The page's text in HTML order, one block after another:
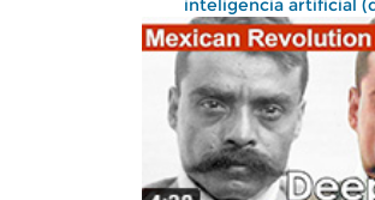
inteligencia artificial